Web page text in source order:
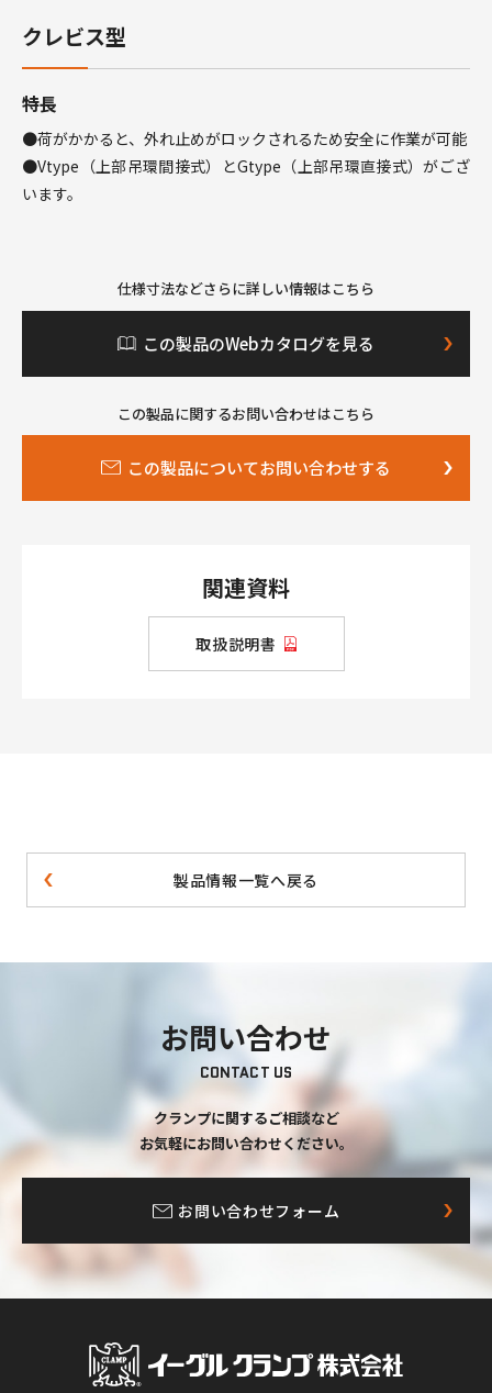
クレビス型
特長
●荷がかかると、外れ止めがロックされるため安全に作業が可能
●Vtype（上部吊環間接式）とGtype（上部吊環直接式）がござ
います。
仕様寸法などさらに詳しい情報はこちら
この製品のWebカタログを見る
この製品に関するお問い合わせはこちら
この製品についてお問い合わせする
関連資料
取扱説明書
製品情報一覧へ戻る
お問い合わせ
CONTACT US
クランプに関するご相談など
お気軽にお問い合わせください。
お問い合わせフォーム